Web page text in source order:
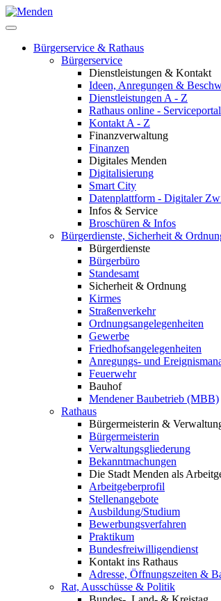
Bürgerservice & Rathaus
Bürgerservice
Dienstleistungen & Kontakt
Ideen, Anregungen &
Dienstleistungen A - Z
Rathaus online - Serviceportal
Kontakt A - Z
Finanzverwaltung
Finanzen
Digitales Menden
Digitalisierung
Smart City
Datenplattform - Digitaler
Infos & Service
Broschüren & Infos
Bürgerdienste, Sicherheit &
Bürgerdienste
Bürgerbüro
Standesamt
Sicherheit & Ordnung
Kirmes
Straßenverkehr
Ordnungsangelegenheiten
Gewerbe
Friedhofsangelegenheiten
Anregungs- und
Feuerwehr
Bauhof
Mendener Baubetrieb (MBB)
Rathaus
Bürgermeisterin &
Bürgermeisterin
Verwaltungsgliederung
Bekanntmachungen
Die Stadt Menden als
Arbeitgeberprofil
Stellenangebote
Ausbildung/Studium
Bewerbungsverfahren
Praktikum
Bundesfreiwilligendienst
Kontakt ins Rathaus
Adresse, Öffnungszeiten &
Rat, Ausschüsse & Politik